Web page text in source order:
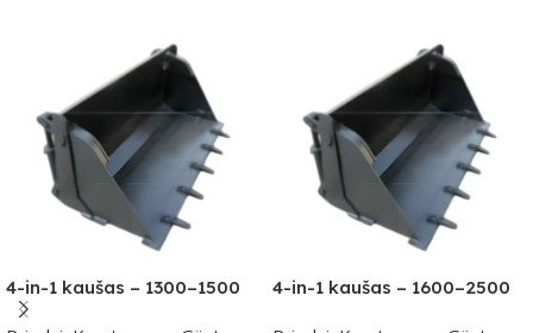
4-in-1 kaušas – 1300–1500
kg klasei
4-in-1 kaušas – 1600–2500